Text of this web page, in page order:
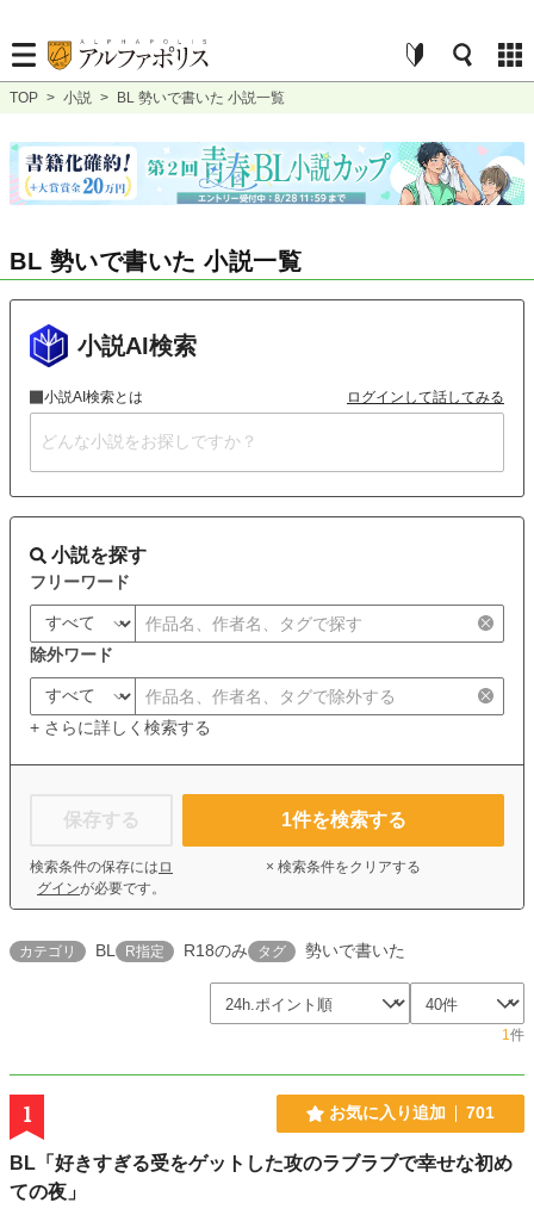
TOP > 小説 > BL 勢いで書いた 小説一覧
BL 勢いで書いた 小説一覧
小説AI検索
小説AI検索とは ログインして話してみる
小説を探す
フリーワード
除外ワード
+ さらに詳しく検索する
保存する
検索条件の保存には ロ
グインが必要です。
1件を検索する
× 検索条件をクリアする
カテゴリ BL R指定 R18のみ タグ 勢いで書いた
1件
1 お気に入り追加 701
BL「好きすぎる受をゲットした攻のラブラブで幸せな初め
ての夜」